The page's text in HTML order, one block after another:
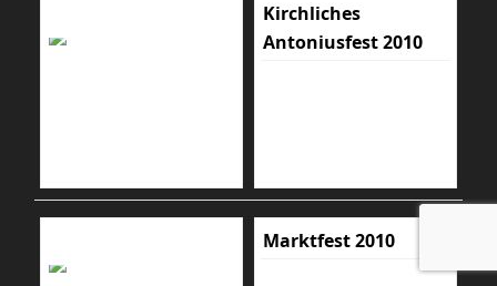
Kirchliches
Antoniusfest 2010
Marktfest 2010